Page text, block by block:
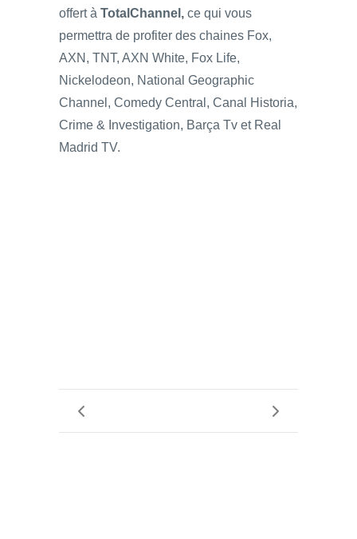
offert à TotalChannel, ce qui vous
permettra de profiter des chaines Fox,
AXN, TNT, AXN White, Fox Life,
Nickelodeon, National Geographic
Channel, Comedy Central, Canal Historia,
Crime & Investigation, Barça Tv et Real
Madrid TV.